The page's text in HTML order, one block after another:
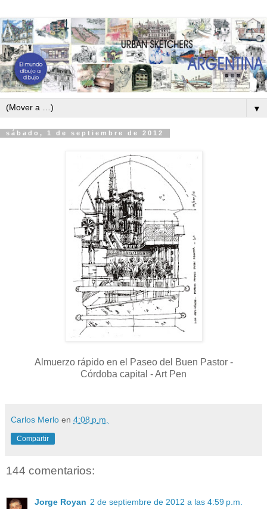
▼
sábado, 1 de septiembre de 2012
Almuerzo rápido en el Paseo del Buen Pastor -
Córdoba capital - Art Pen
Carlos Merlo en 4:08 p.m.
Compartir
144 comentarios:
Jorge Royan 2 de septiembre de 2012 a las 4:59 p.m.